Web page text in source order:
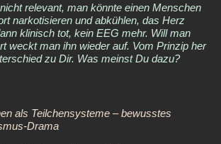
relevant, man könnte einen Menschen
narkotisieren und abkühlen, das Herz
klinisch tot, kein EEG mehr. Will man
weckt man ihn wieder auf. Vom Prinzip her
zu Dir. Was meinst Du dazu?
als Teilchensysteme – bewusstes
Drama